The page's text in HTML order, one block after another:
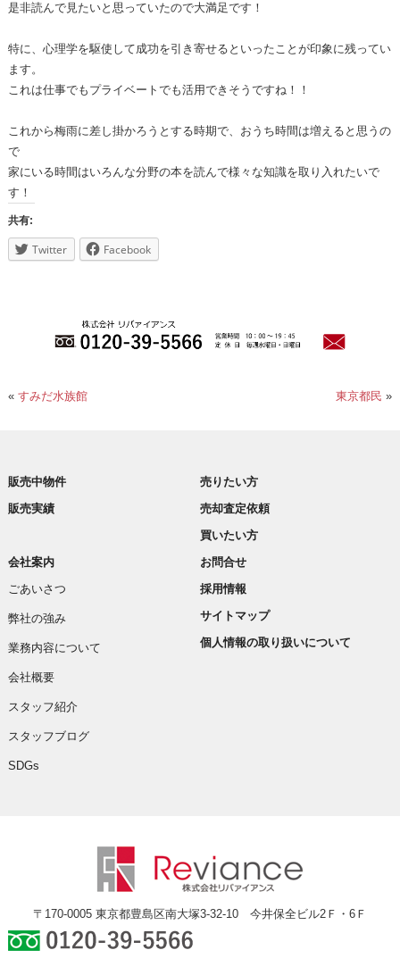
是非読んで見たいと思っていたので大満足です！
特に、心理学を駆使して成功を引き寄せるといったことが印象に残ってい
ます。
これは仕事でもプライベートでも活用できそうですね！！
これから梅雨に差し掛かろうとする時期で、おうち時間は増えると思うの
で
家にいる時間はいろんな分野の本を読んで様々な知識を取り入れたいで
す！
共有:
Twitter Facebook
« すみだ水族館 東京都民 »
販売中物件
販売実績
売りたい方
売却査定依頼
買いたい方
会社案内
ごあいさつ
弊社の強み
業務内容について
会社概要
スタッフ紹介
スタッフブログ
SDGs
お問合せ
採用情報
サイトマップ
個人情報の取り扱いについて
〒170-0005 東京都豊島区南大塚3-32-10 今井保全ビル2Ｆ・6Ｆ